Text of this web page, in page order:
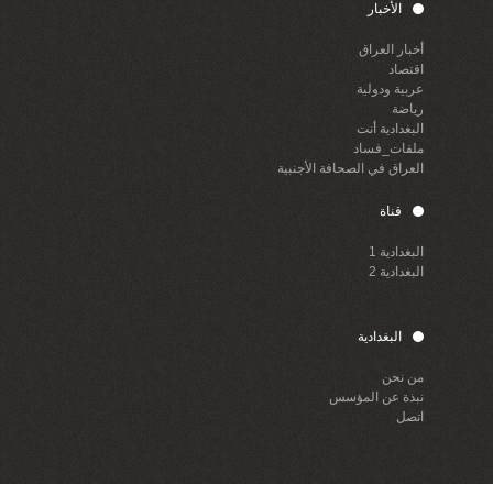
الأخبار
أخبار العراق
اقتصاد
عربية ودولية
رياضة
البغدادية أنت
ملفات_فساد
العراق في الصحافة الأجنبية
قناة
البغدادية 1
البغدادية 2
البغدادية
من نحن
نبذة عن المؤسس
اتصل